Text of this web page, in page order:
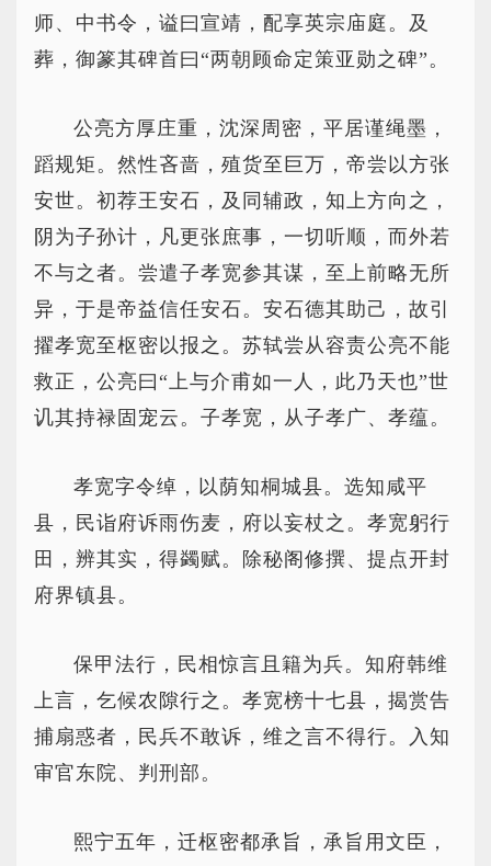
师、中书令，谥曰宣靖，配享英宗庙庭。及
葬，御篆其碑首曰“两朝顾命定策亚勋之碑”。
公亮方厚庄重，沈深周密，平居谨绳墨，
蹈规矩。然性吝啬，殖货至巨万，帝尝以方张
安世。初荐王安石，及同辅政，知上方向之，
阴为子孙计，凡更张庶事，一切听顺，而外若
不与之者。尝遣子孝宽参其谋，至上前略无所
异，于是帝益信任安石。安石德其助己，故引
擢孝宽至枢密以报之。苏轼尝从容责公亮不能
救正，公亮曰“上与介甫如一人，此乃天也”世
讥其持禄固宠云。子孝宽，从子孝广、孝蕴。
孝宽字令绰，以荫知桐城县。选知咸平
县，民诣府诉雨伤麦，府以妄杖之。孝宽躬行
田，辨其实，得蠲赋。除秘阁修撰、提点开封
府界镇县。
保甲法行，民相惊言且籍为兵。知府韩维
上言，乞候农隙行之。孝宽榜十七县，揭赏告
捕扇惑者，民兵不敢诉，维之言不得行。入知
审官东院、判刑部。
熙宁五年，迁枢密都承旨，承旨用文臣，